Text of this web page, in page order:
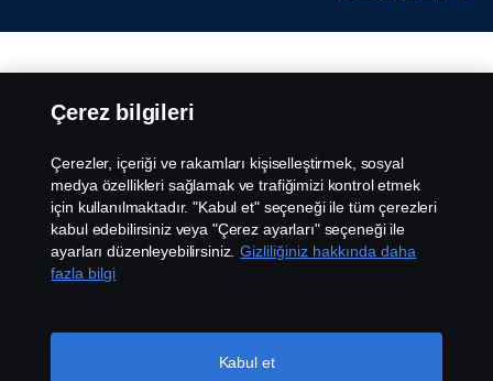
Çerez bilgileri
Çerezler, içeriği ve rakamları kişiselleştirmek, sosyal
medya özellikleri sağlamak ve trafiğimizi kontrol etmek
için kullanılmaktadır. "Kabul et" seçeneği ile tüm çerezleri
kabul edebilirsiniz veya "Çerez ayarları" seçeneği ile
ayarları düzenleyebilirsiniz. Gizliliğiniz hakkında daha
fazla bilgi
Kabul et